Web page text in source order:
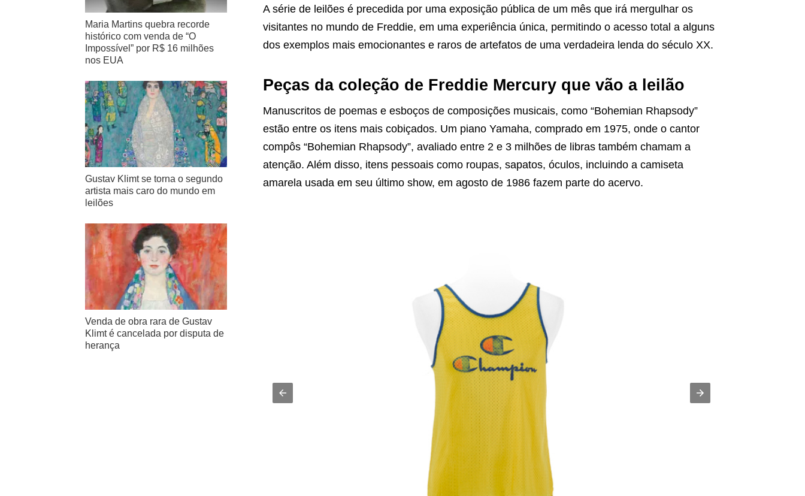
A série de leilões é precedida por uma exposição pública de um mês que irá mergulhar os
visitantes no mundo de Freddie, em uma experiência única, permitindo o acesso total a alguns
dos exemplos mais emocionantes e raros de artefatos de uma verdadeira lenda do século XX.
Peças da coleção de Freddie Mercury que vão a leilão
Manuscritos de poemas e esboços de composições musicais, como “Bohemian Rhapsody”
estão entre os itens mais cobiçados. Um piano Yamaha, comprado em 1975, onde o cantor
compôs “Bohemian Rhapsody”, avaliado entre 2 e 3 milhões de libras também chamam a
atenção. Além disso, itens pessoais como roupas, sapatos, óculos, incluindo a camiseta
amarela usada em seu último show, em agosto de 1986 fazem parte do acervo.
Maria Martins quebra recorde
histórico com venda de “O
Impossível” por R$ 16 milhões
nos EUA
Gustav Klimt se torna o segundo
artista mais caro do mundo em
leilões
Venda de obra rara de Gustav
Klimt é cancelada por disputa de
herança